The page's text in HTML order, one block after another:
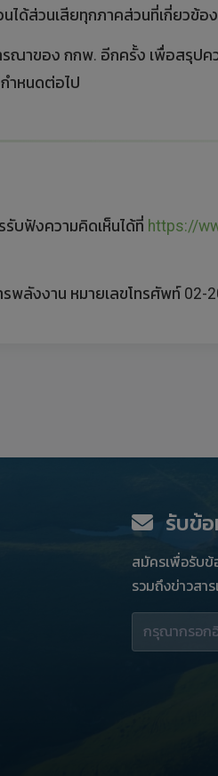
ได้ส่วนเสียทุกภาคส่วนที่เกี่ยวข้อง
รณาของ กกพ. อีกครั้ง เพื่อสรุป
ำหนดต่อไป
รับฟังความคิดเห็นได้ที่ https://
ลังงาน หมายเลขโทรศัพท์ 02-
รับข้
สมัครเพื่อรับ
รวมถึงข่าวสา